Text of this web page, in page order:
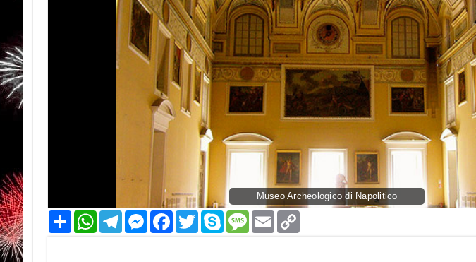
Museo Archeologico di Napolitico
CondividiWhatsAppTelegramMessenger
Facebook
TwitterSkypeMessage
Email